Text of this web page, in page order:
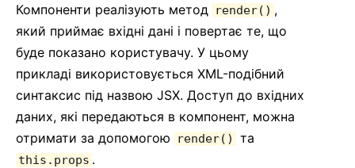
Компоненти реалізують метод render() ,
який приймає вхідні дані і повертає те, що
буде показано користувачу. У цьому
прикладі використовується XML-подібний
синтаксис під назвою JSX. Доступ до вхідних
даних, які передаються в компонент, можна
отримати за допомогою
render() та
this.props .